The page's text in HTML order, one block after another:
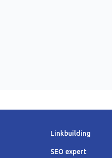
Linkbuilding
SEO expert